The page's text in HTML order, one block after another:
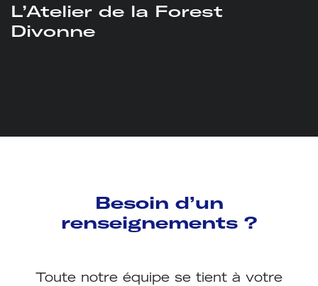
L’Atelier de la Forest
Divonne
Besoin d’un
renseignements ?
Toute notre équipe se tient à votre